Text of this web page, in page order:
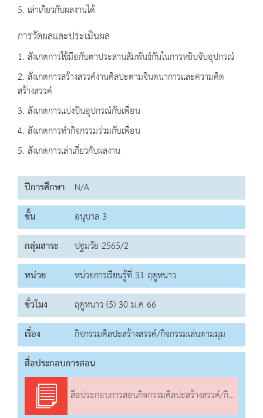
5. เล่าเกี่ยวกับผลงานได้
การวัดผลและประเมินผล
1. สังเกตการใช้มือกับตาประสานสัมพันธ์กันในการหยิบจับอุปกรณ์
2. สังเกตการสร้างสรรค์งานศิลปะตามจินตนาการและความคิด
สร้างสรรค์
3. สังเกตการแบ่งปันอุปกรณ์กับเพื่อน
4. สังเกตการทำกิจกรรมร่วมกับเพื่อน
5. สังเกตการเล่าเกี่ยวกับผลงาน
ปีการศึกษา N/A
ชั้น
อนุบาล 3
กลุ่มสาระ
ปฐมวัย 2565/2
หน่วย
หน่วยการเรียนรู้ที่ 31 ฤดูหนาว
ชั่วโมง
ฤดูหนาว (5) 30 ม.ค 66
เรื่อง
กิจกรรมศิลปะสร้างสรรค์/กิจกรรมเล่นตามมุม
สื่อประกอบการสอน
สื่อประกอบการสอนกิจกรรมศิลปะสร้างสรรค์/กิจกรรมเล่นตามมุม